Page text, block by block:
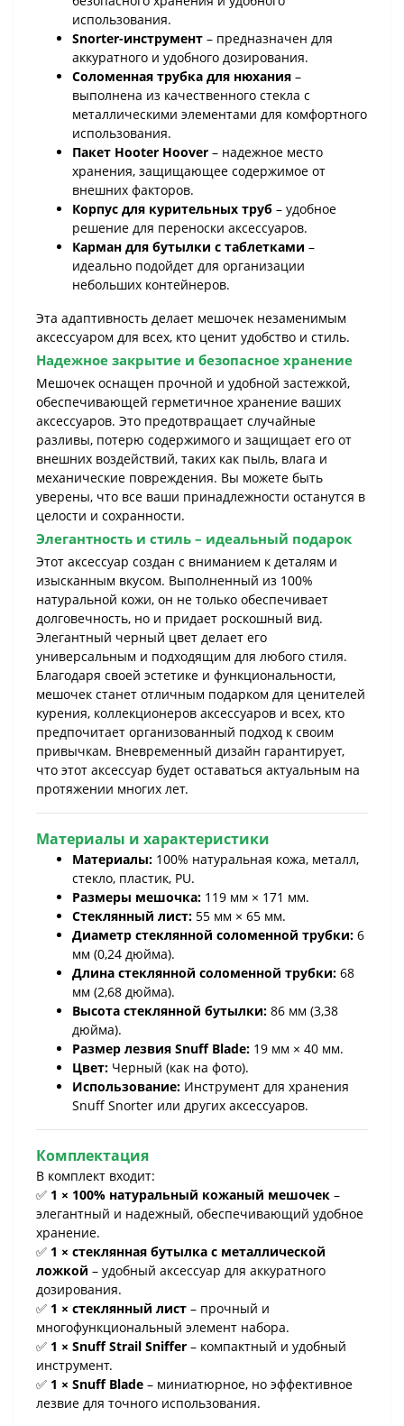
использования.
Snorter-инструмент – предназначен для
аккуратного и удобного дозирования.
Соломенная трубка для нюхания –
выполнена из качественного стекла с
металлическими элементами для комфортного
использования.
Пакет Hooter Hoover – надежное место
хранения, защищающее содержимое от
внешних факторов.
Корпус для курительных труб – удобное
решение для переноски аксессуаров.
Карман для бутылки с таблетками –
идеально подойдет для организации
небольших контейнеров.
Эта адаптивность делает мешочек незаменимым
аксессуаром для всех, кто ценит удобство и стиль.
Надежное закрытие и безопасное хранение
Мешочек оснащен прочной и удобной застежкой,
обеспечивающей герметичное хранение ваших
аксессуаров. Это предотвращает случайные
разливы, потерю содержимого и защищает его от
внешних воздействий, таких как пыль, влага и
механические повреждения. Вы можете быть
уверены, что все ваши принадлежности останутся в
целости и сохранности.
Элегантность и стиль – идеальный подарок
Этот аксессуар создан с вниманием к деталям и
изысканным вкусом. Выполненный из 100%
натуральной кожи, он не только обеспечивает
долговечность, но и придает роскошный вид.
Элегантный черный цвет делает его
универсальным и подходящим для любого стиля.
Благодаря своей эстетике и функциональности,
мешочек станет отличным подарком для ценителей
курения, коллекционеров аксессуаров и всех, кто
предпочитает организованный подход к своим
привычкам. Вневременный дизайн гарантирует,
что этот аксессуар будет оставаться актуальным на
протяжении многих лет.
Материалы и характеристики
Материалы: 100% натуральная кожа, металл,
стекло, пластик, PU.
Размеры мешочка: 119 мм × 171 мм.
Стеклянный лист: 55 мм × 65 мм.
Диаметр стеклянной соломенной трубки: 6
мм (0,24 дюйма).
Длина стеклянной соломенной трубки: 68
мм (2,68 дюйма).
Высота стеклянной бутылки: 86 мм (3,38
дюйма).
Размер лезвия Snuff Blade: 19 мм × 40 мм.
Цвет: Черный (как на фото).
Использование: Инструмент для хранения
Snuff Snorter или других аксессуаров.
Комплектация
В комплект входит:
✅ 1 × 100% натуральный кожаный мешочек –
элегантный и надежный, обеспечивающий удобное
хранение.
✅ 1 × стеклянная бутылка с металлической
ложкой – удобный аксессуар для аккуратного
дозирования.
✅ 1 × стеклянный лист – прочный и
многофункциональный элемент набора.
✅ 1 × Snuff Strail Sniffer – компактный и удобный
инструмент.
✅ 1 × Snuff Blade – миниатюрное, но эффективное
лезвие для точного использования.